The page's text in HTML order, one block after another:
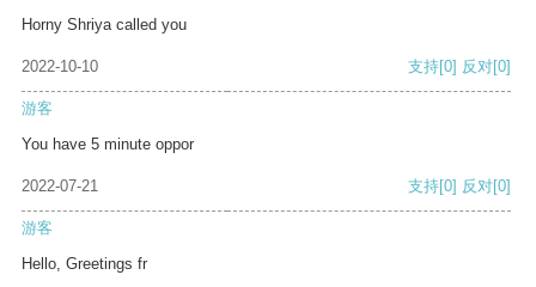
Horny Shriya called you
2022-10-10 支持[0] 反对[0]
游客
You have 5 minute oppor
2022-07-21 支持[0] 反对[0]
游客
Hello, Greetings fr